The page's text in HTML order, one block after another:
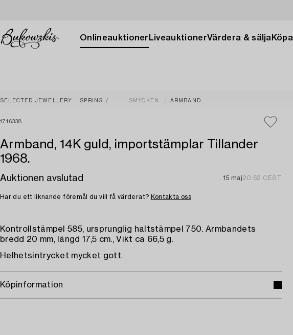
Onlineauktioner LiveauktionerVärdera & sälja Köpa
SELECTED JEWELLERY – SPRING SMYCKEN ARMBAND
1716338
Armband, 14K guld, importstämplar Tillander
1968.
Auktionen avslutad 15 maj20:52 CEST
Har du ett liknande föremål du vill få värderat? Kontakta oss
Kontrollstämpel 585, ursprunglig haltstämpel 750. Armbandets
bredd 20 mm, längd 17,5 cm., Vikt ca 66,5 g.
Helhetsintrycket mycket gott.
Köpinformation